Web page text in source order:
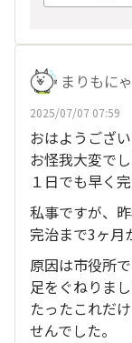
まりもに
2025/07/07 07:59
おはようござい
お怪我大変でし
１日でも早く
私事ですが、
完治まで3ヶ月
原因は市役所
足をぐねりまし
たったこれだ
せんでした。